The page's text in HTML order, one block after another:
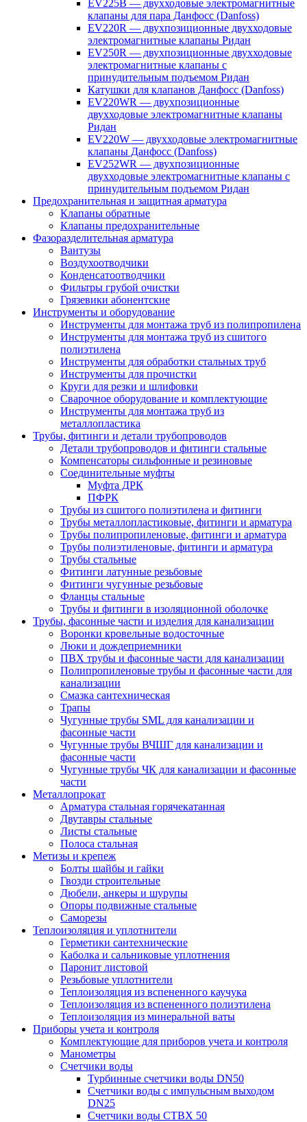
EV225B — двухходовые электромагнитные
клапаны для пара Данфосс (Danfoss)
EV220R — двухпозиционные двухходовые
электромагнитные клапаны Ридан
EV250R — двухпозиционные двухходовые
электромагнитные клапаны с
принудительным подъемом Ридан
Катушки для клапанов Данфосс (Danfoss)
EV220WR — двухпозиционные
двухходовые электромагнитные клапаны
Ридан
EV220W — двухходовые электромагнитные
клапаны Данфосс (Danfoss)
EV252WR — двухпозиционные
двухходовые электромагнитные клапаны с
принудительным подъемом Ридан
Предохранительная и защитная арматура
Клапаны обратные
Клапаны предохранительные
Фазоразделительная арматура
Вантузы
Воздухоотводчики
Конденсатоотводчики
Фильтры грубой очистки
Грязевики абонентские
Инструменты и оборудование
Инструменты для монтажа труб из полипропилена
Инструменты для монтажа труб из сшитого
полиэтилена
Инструменты для обработки стальных труб
Инструменты для прочистки
Круги для резки и шлифовки
Сварочное оборудование и комплектующие
Инструменты для монтажа труб из
металлопластика
Трубы, фитинги и детали трубопроводов
Детали трубопроводов и фитинги стальные
Компенсаторы сильфонные и резиновые
Соединительные муфты
Муфта ДРК
ПФРК
Трубы из сшитого полиэтилена и фитинги
Трубы металлопластиковые, фитинги и арматура
Трубы полипропиленовые, фитинги и арматура
Трубы полиэтиленовые, фитинги и арматура
Трубы стальные
Фитинги латунные резьбовые
Фитинги чугунные резьбовые
Фланцы стальные
Трубы и фитинги в изоляционной оболочке
Трубы, фасонные части и изделия для канализации
Воронки кровельные водосточные
Люки и дождеприемники
ПВХ трубы и фасонные части для канализации
Полипропиленовые трубы и фасонные части для
канализации
Смазка сантехническая
Трапы
Чугунные трубы SML для канализации и
фасонные части
Чугунные трубы ВЧШГ для канализации и
фасонные части
Чугунные трубы ЧК для канализации и фасонные
части
Металлопрокат
Арматура стальная горячекатанная
Двутавры стальные
Листы стальные
Полоса стальная
Метизы и крепеж
Болты шайбы и гайки
Гвозди строительные
Дюбели, анкеры и шурупы
Опоры подвижные стальные
Саморезы
Теплоизоляция и уплотнители
Герметики сантехнические
Каболка и сальниковые уплотнения
Паронит листовой
Резьбовые уплотнители
Теплоизоляция из вспененного каучука
Теплоизоляция из вспененного полиэтилена
Теплоизоляция из минеральной ваты
Приборы учета и контроля
Комплектующие для приборов учета и контроля
Манометры
Счетчики воды
Турбинные счетчики воды DN50
Счетчики воды с импульсным выходом
DN25
Счетчики воды СТВХ 50